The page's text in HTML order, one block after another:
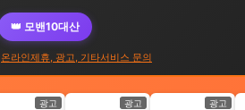
👑 모밴10대산
온라인제휴, 광고, 기타서비스 문의
광고 광고 광고